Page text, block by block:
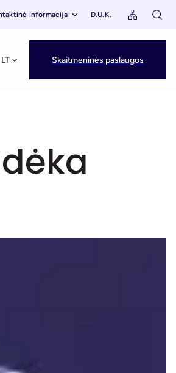
informacija D.U.K.
LT Skaitmeninės paslaugos